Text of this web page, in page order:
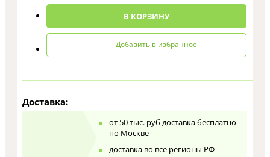
В КОРЗИНУ
Добавить в избранное
Доставка:
от 50 тыс. руб доставка бесплатно
по Москве
доставка во все регионы РФ